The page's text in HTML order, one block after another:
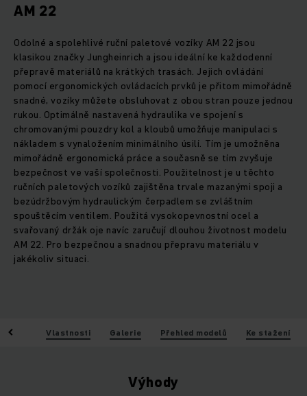
AM 22
Odolné a spolehlivé ruční paletové vozíky AM 22 jsou
klasikou značky Jungheinrich a jsou ideální ke každodenní
přepravě materiálů na krátkých trasách. Jejich ovládání
pomocí ergonomických ovládacích prvků je přitom mimořádně
snadné, vozíky můžete obsluhovat z obou stran pouze jednou
rukou. Optimálně nastavená hydraulika ve spojení s
chromovanými pouzdry kol a kloubů umožňuje manipulaci s
nákladem s vynaložením minimálního úsilí. Tím je umožněna
mimořádně ergonomická práce a současně se tím zvyšuje
bezpečnost ve vaší společnosti. Použitelnost je u těchto
ručních paletových vozíků zajištěna trvale mazanými spoji a
bezúdržbovým hydraulickým čerpadlem se zvláštním
spouštěcím ventilem. Použitá vysokopevnostní ocel a
svařovaný držák oje navíc zaručují dlouhou životnost modelu
AM 22. Pro bezpečnou a snadnou přepravu materiálu v
jakékoliv situaci.
Vlastnosti Galerie Přehled modelů Ke stažení
Výhody